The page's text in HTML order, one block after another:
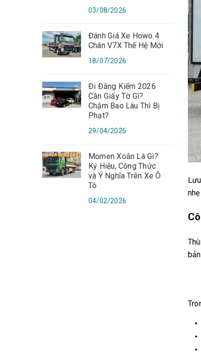
03/08/2026
Đánh Giá Xe Howo 4
Chân V7X Thế Hệ Mới
18/07/2026
Đi Đăng Kiểm 2026
Cần Giấy Tờ Gì?
Chậm Bao Lâu Thì Bị
Phạt?
29/04/2026
Momen Xoắn Là Gì?
Ký Hiệu, Công Thức
và Ý Nghĩa Trên Xe Ô
Tô
04/02/2026